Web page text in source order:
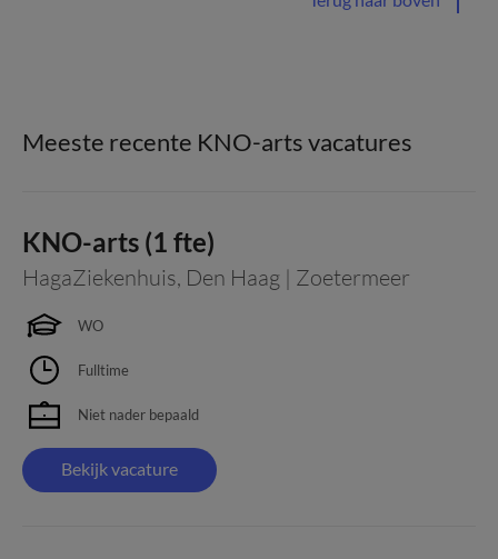
Meeste recente KNO-arts vacatures
KNO-arts (1 fte)
HagaZiekenhuis, Den Haag | Zoetermeer
WO
Fulltime
Niet nader bepaald
Bekijk vacature